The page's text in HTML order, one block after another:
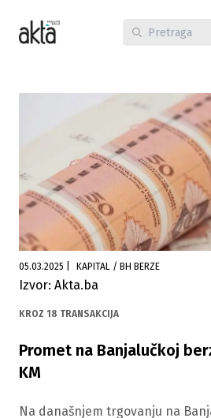
05.03.2025 KAPITAL / BH BERZE
Izvor: Akta.ba
KROZ 18 TRANSAKCIJA
Promet na Banjalučkoj
KM
Na današnjem trgovanju na